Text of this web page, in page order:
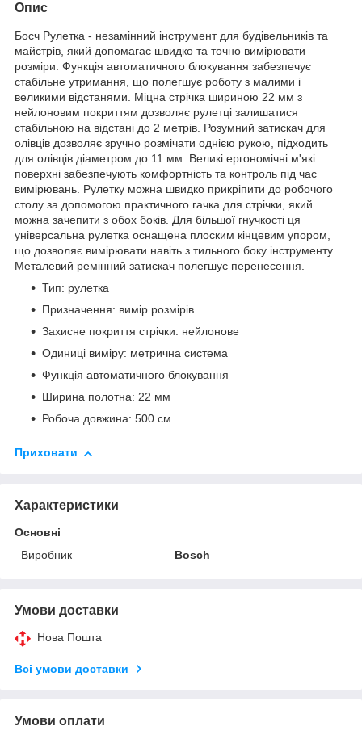
Опис
Босч Рулетка - незамінний інструмент для будівельників та
майстрів, який допомагає швидко та точно вимірювати
розміри. Функція автоматичного блокування забезпечує
стабільне утримання, що полегшує роботу з малими і
великими відстанями. Міцна стрічка шириною 22 мм з
нейлоновим покриттям дозволяє рулетці залишатися
стабільною на відстані до 2 метрів. Розумний затискач для
олівців дозволяє зручно розмічати однією рукою, підходить
для олівців діаметром до 11 мм. Великі ергономічні м'які
поверхні забезпечують комфортність та контроль під час
вимірювань. Рулетку можна швидко прикріпити до робочого
столу за допомогою практичного гачка для стрічки, який
можна зачепити з обох боків. Для більшої гнучкості ця
універсальна рулетка оснащена плоским кінцевим упором,
що дозволяє вимірювати навіть з тильного боку інструменту.
Металевий ремінний затискач полегшує перенесення.
Тип: рулетка
Призначення: вимір розмірів
Захисне покриття стрічки: нейлонове
Одиниці виміру: метрична система
Функція автоматичного блокування
Ширина полотна: 22 мм
Робоча довжина: 500 см
Приховати
Характеристики
Основні
Виробник
Bosch
Умови доставки
Нова Пошта
Всі умови доставки
Умови оплати